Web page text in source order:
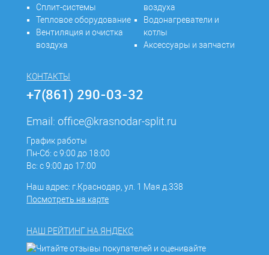
Сплит-системы
Тепловое оборудование
Вентиляция и очистка
воздуха
воздуха
Водонагреватели и
котлы
Аксессуары и запчасти
КОНТАКТЫ
+7(861) 290-03-32
Email:office@krasnodar-split.ru
График работы
Пн-Сб: с 9:00 до 18:00
Вс: с 9:00 до 17:00
Наш адрес: г.Краснодар, ул. 1 Мая д.338
Посмотреть на карте
НАШ РЕЙТИНГ НА ЯНДЕКС